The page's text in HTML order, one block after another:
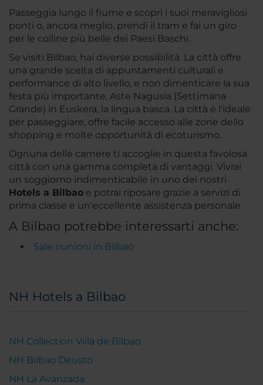
Passeggia lungo il fiume e scopri i suoi meravigliosi
ponti o, ancora meglio, prendi il tram e fai un giro
per le colline più belle dei Paesi Baschi.
Se visiti Bilbao, hai diverse possibilità. La città offre
una grande scelta di appuntamenti culturali e
performance di alto livello, e non dimenticare la sua
festa più importante, Aste Nagusia (Settimana
Grande) in Euskera, la lingua basca. La città è l'ideale
per passeggiare, offre facile accesso alle zone dello
shopping e molte opportunità di ecoturismo.
Ognuna delle camere ti accoglie in questa favolosa
città con una gamma completa di vantaggi. Vivrai
un soggiorno indimenticabile in uno dei nostri
Hotels a Bilbao e potrai riposare grazie a servizi di
prima classe e un'eccellente assistenza personale.
A Bilbao potrebbe interessarti anche:
Sale riunioni in Bilbao
NH Hotels a Bilbao
NH Collection Villa de Bilbao
NH Bilbao Deusto
NH La Avanzada